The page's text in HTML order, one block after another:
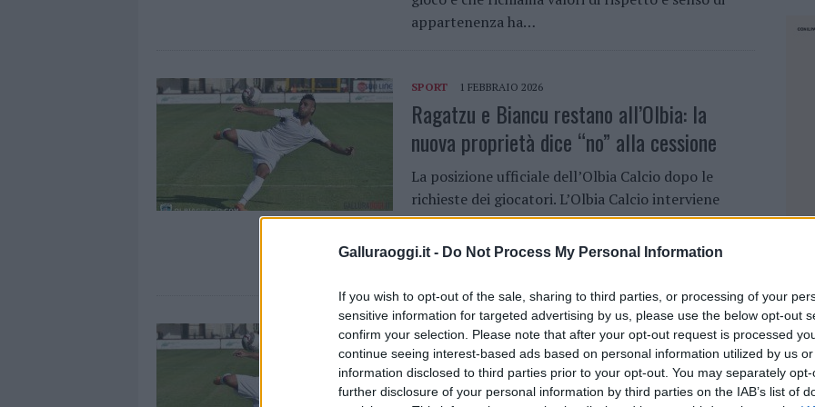
Galluraoggi.it - Do Not Process My Personal Information
If you wish to opt-out of the sale, sharing to third parties, or processing of your
sensitive information for targeted advertising by us, please use the below opt-out
confirm your selection. Please note that after your opt-out request is processed
continue seeing interest-based ads based on personal information utilized by us
information disclosed to third parties prior to your opt-out. You may separately
further disclosure of your personal information by third parties on the IAB’s list of
appartenenza ha…
SPORT 1 FEBBRAIO 2026
Ragatzu e Biancu restano all’Olbia: la
nuova proprietà dice “no” alla cessione
La posizione ufficiale dell’Olbia Calcio dopo le
richieste dei giocatori. L’Olbia Calcio interviene
ufficialmente per chiarire la posizione della società
in merito alla situazione di Daniele Ragatzu e
SPORT 1 LUGLIO 2024
L’arrivederci di Ragatzu a Olbia: “Vorrei
stabilirmi qui quando arriverà il momento”